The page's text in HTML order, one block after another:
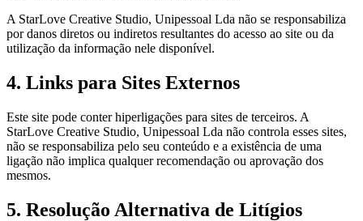
A StarLove Creative Studio, Unipessoal Lda não se responsabiliza
por danos diretos ou indiretos resultantes do acesso ao site ou da
utilização da informação nele disponível.
4. Links para Sites Externos
Este site pode conter hiperligações para sites de terceiros. A
StarLove Creative Studio, Unipessoal Lda não controla esses sites,
não se responsabiliza pelo seu conteúdo e a existência de uma
ligação não implica qualquer recomendação ou aprovação dos
mesmos.
5. Resolução Alternativa de Litígios